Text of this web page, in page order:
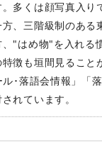
多くは顔写真入り
、三階級制のあ
"はめ物"を入れる
徴も垣間見ること
･落語会情報」「
れています。